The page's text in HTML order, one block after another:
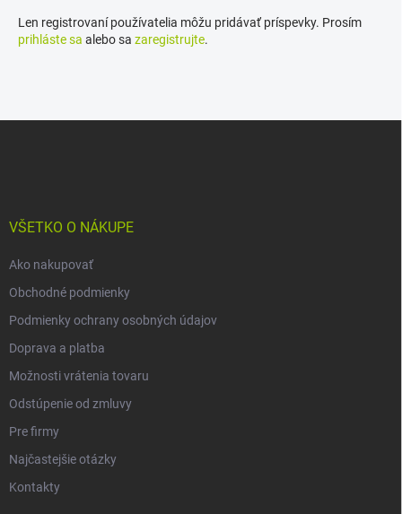
Len registrovaní používatelia môžu pridávať príspevky. Prosím
prihláste sa alebo sa zaregistrujte.
VŠETKO O NÁKUPE
Ako nakupovať
Obchodné podmienky
Podmienky ochrany osobných údajov
Doprava a platba
Možnosti vrátenia tovaru
Odstúpenie od zmluvy
Pre firmy
Najčastejšie otázky
Kontakty